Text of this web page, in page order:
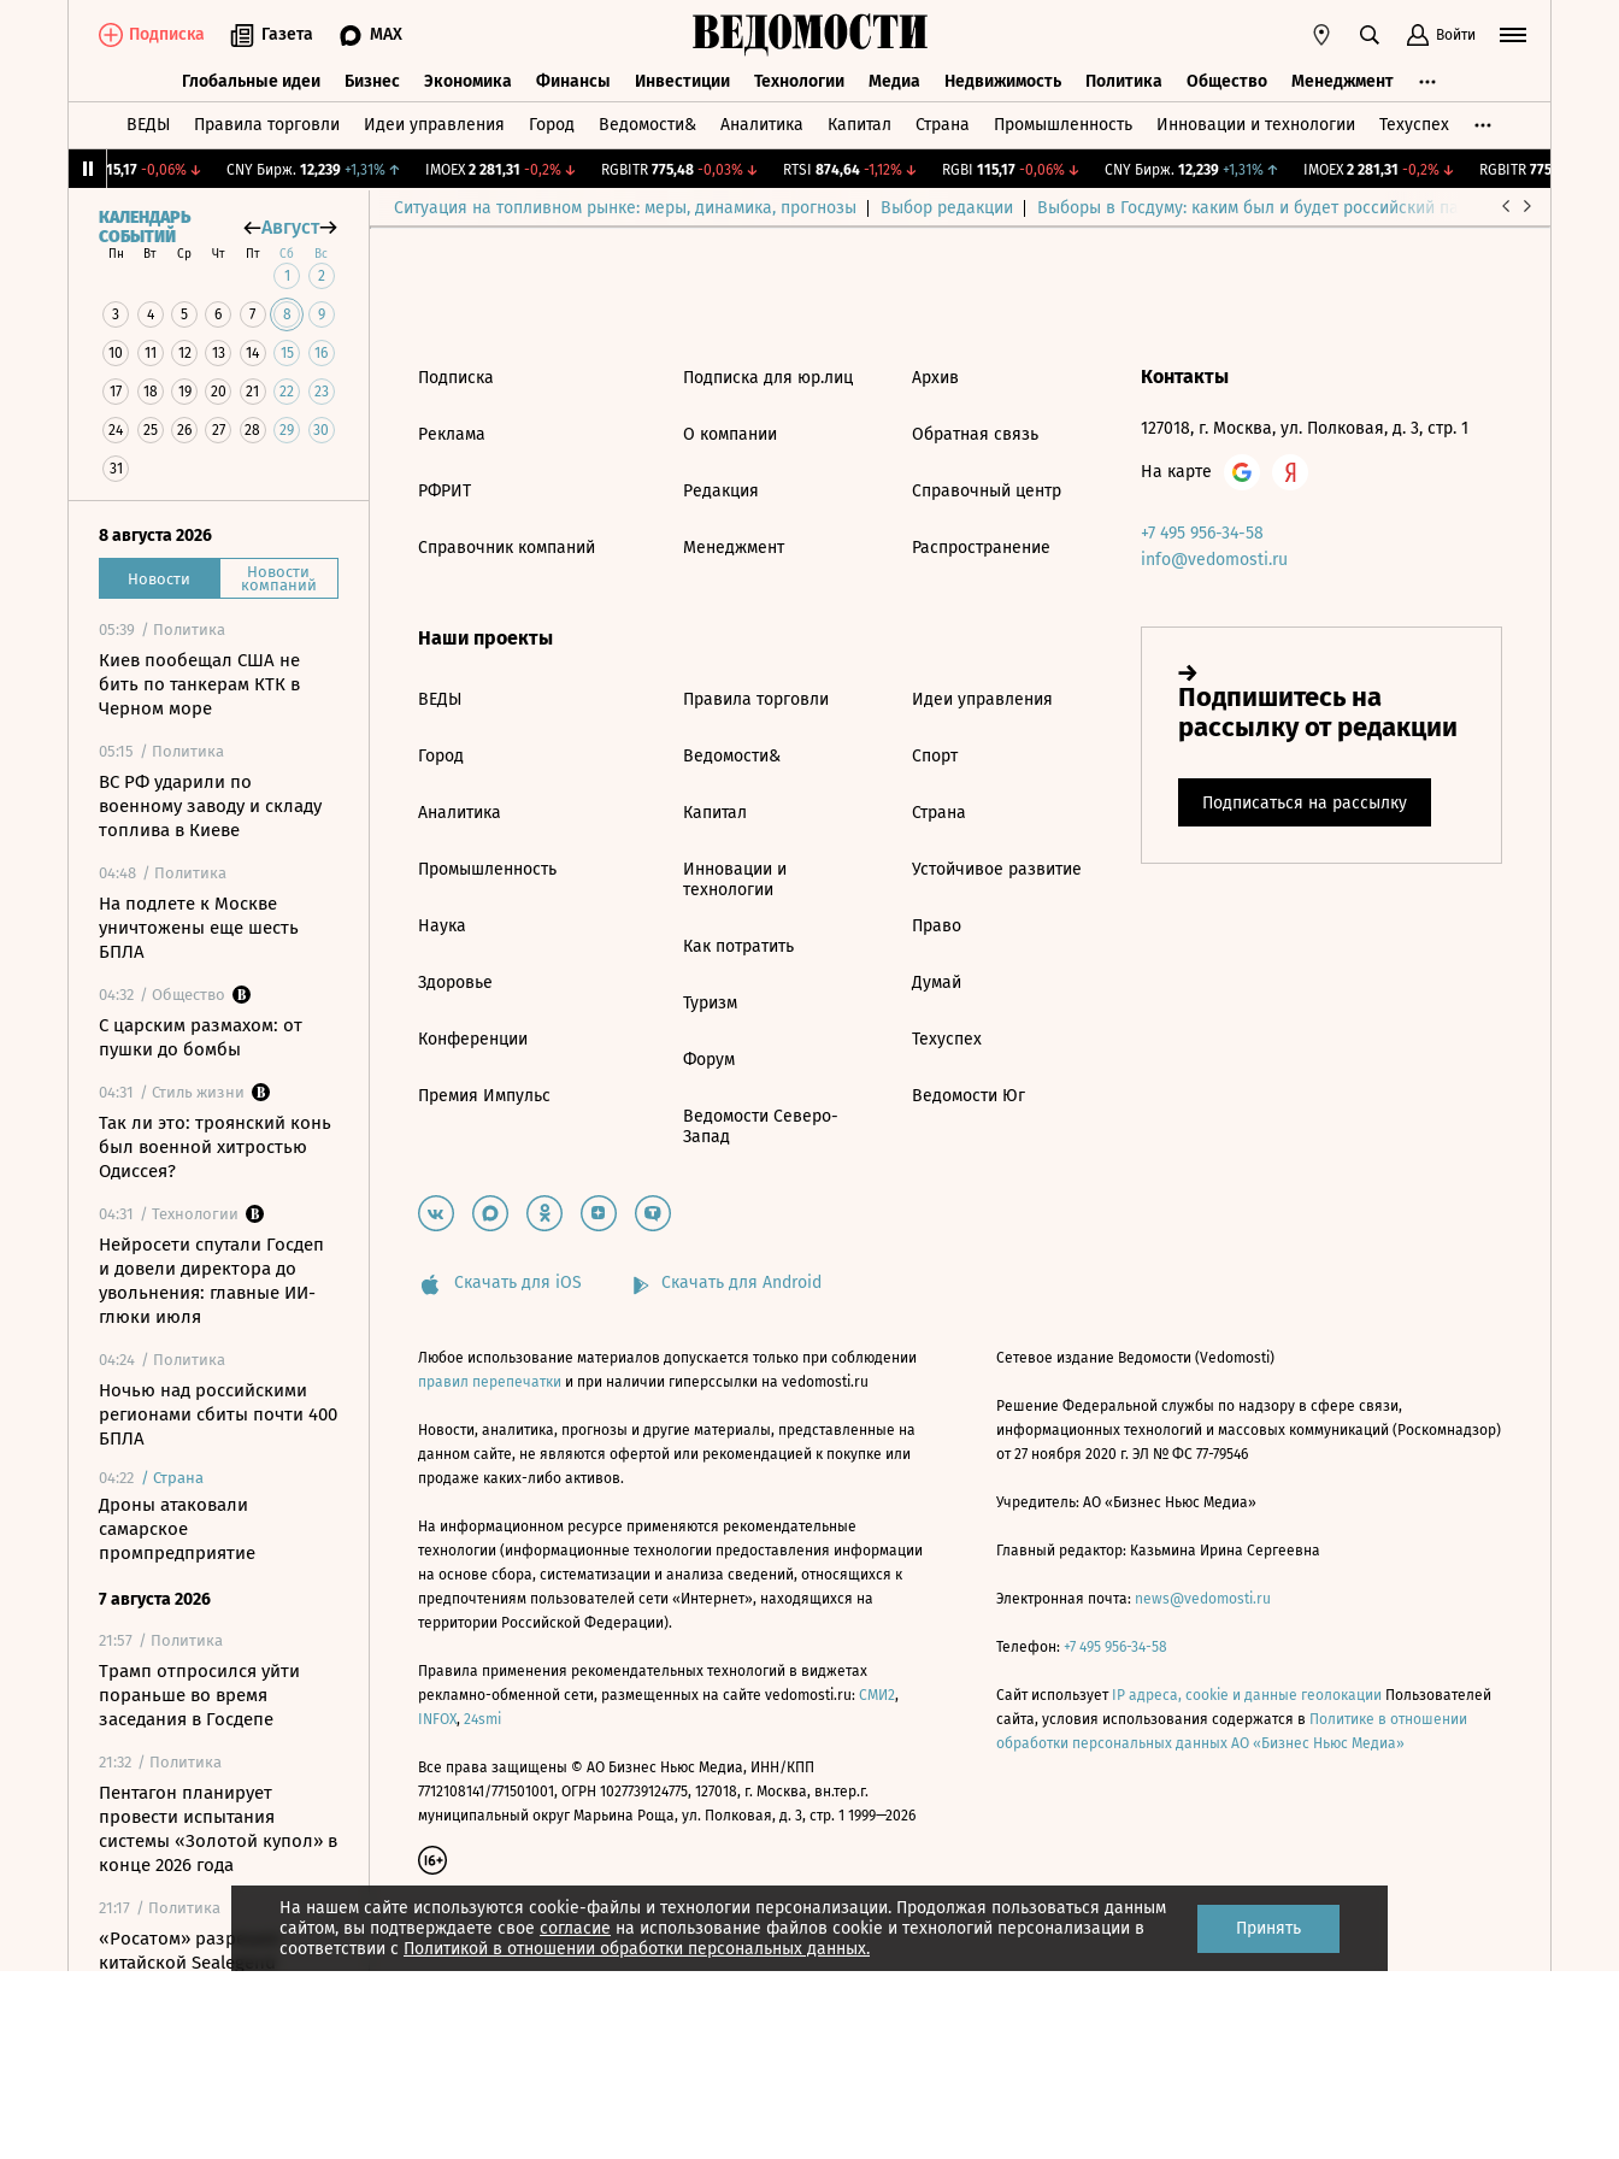
Подписка Газета MAX Войти
Глобальные идеи Бизнес Экономика Финансы Инвестиции Технологии Медиа Недвижимость Политика Общество Менеджмент
ВЕДЫ Правила торговли Идеи управления Город Ведомости& Аналитика Капитал Страна Промышленность Инновации и технологии Техуспех
115,17 -0,06%↓ CNY Бирж. 12,239 +1,31%↑ IMOEX 2 281,31 -0,2%↓ RGBITR 775,48 -0,03%↓ RTSI 874,64 -1,12%↓ RGBI 115,17 -0,06%↓ CNY Бирж. 12,239 +1,31%↑ IMOEX 2 281,31 -0,2%↓ RGBITR 775,48
Ситуация на топливном рынке: меры, динамика, прогнозы Выбор редакции Выборы в Госдуму: каким был и будет российский парламент
КАЛЕНДАРЬ
СОБЫТИЙ
Август
Пн Вт Ср Чт Пт Сб Вс
1 2
3 4 5 6 7 8 9
10 11 12 13 14 15 16
17 18 19 20 21 22 23
24 25 26 27 28 29 30
31
8 августа 2026
Новости Новости
компаний
05:39 / Политика
Киев пообещал США не
бить по танкерам КТК в
Черном море
05:15 / Политика
ВС РФ ударили по
военному заводу и складу
топлива в Киеве
04:48 / Политика
На подлете к Москве
уничтожены еще шесть
БПЛА
04:32 / Общество
С царским размахом: от
пушки до бомбы
04:31 / Стиль жизни
Так ли это: троянский конь
был военной хитростью
Одиссея?
04:31 / Технологии
Нейросети спутали Госдеп
и довели директора до
увольнения: главные ИИ-
глюки июля
04:24 / Политика
Ночью над российскими
регионами сбиты почти 400
БПЛА
04:22 / Страна
Дроны атаковали
самарское
промпредприятие
7 августа 2026
21:57 / Политика
Трамп отпросился уйти
пораньше во время
заседания в Госдепе
21:32 / Политика
Пентагон планирует
провести испытания
системы «Золотой купол» в
конце 2026 года
21:17 / Политика
«Росатом» разрешил
китайской Sealegend
На нашем сайте используются cookie-файлы и технологии персонализации. Продолжая пользоваться данным
сайтом, вы подтверждаете свое согласие на использование файлов cookie и технологий персонализации в
соответствии с Политикой в отношении обработки персональных данных.
Принять
Подписка
Реклама
РФРИТ
Справочник компаний
Подписка для юр.лиц
О компании
Редакция
Менеджмент
Архив
Обратная связь
Справочный центр
Распространение
Наши проекты
ВЕДЫ
Город
Аналитика
Промышленность
Наука
Здоровье
Конференции
Премия Импульс
Правила торговли
Ведомости&
Капитал
Инновации и
технологии
Как потратить
Туризм
Форум
Ведомости Северо-
Запад
Идеи управления
Спорт
Страна
Устойчивое развитие
Право
Думай
Техуспех
Ведомости Юг
Контакты
127018, г. Москва, ул. Полковая, д. 3, стр. 1
На карте
+7 495 956-34-58
info@vedomosti.ru
Скачать для iOS Скачать для Android
Любое использование материалов допускается только при соблюдении
правил перепечатки и при наличии гиперссылки на vedomosti.ru
Новости, аналитика, прогнозы и другие материалы, представленные на
данном сайте, не являются офертой или рекомендацией к покупке или
продаже каких-либо активов.
На информационном ресурсе применяются рекомендательные
технологии (информационные технологии предоставления информации
на основе сбора, систематизации и анализа сведений, относящихся к
предпочтениям пользователей сети «Интернет», находящихся на
территории Российской Федерации).
Правила применения рекомендательных технологий в виджетах
рекламно-обменной сети, размещенных на сайте vedomosti.ru: СМИ2,
INFOX, 24smi
Все права защищены © АО Бизнес Ньюс Медиа, ИНН/КПП
7712108141/771501001, ОГРН 1027739124775, 127018, г. Москва, вн.тер.г.
муниципальный округ Марьина Роща, ул. Полковая, д. 3, стр. 1 1999—2026
Сетевое издание Ведомости (Vedomosti)
Решение Федеральной службы по надзору в сфере связи,
информационных технологий и массовых коммуникаций (Роскомнадзор)
от 27 ноября 2020 г. ЭЛ № ФС 77-79546
Учредитель: АО «Бизнес Ньюс Медиа»
Главный редактор: Казьмина Ирина Сергеевна
Электронная почта: news@vedomosti.ru
Телефон: +7 495 956-34-58
Сайт использует IP адреса, cookie и данные геолокации Пользователей
сайта, условия использования содержатся в Политике в отношении
обработки персональных данных АО «Бизнес Ньюс Медиа»